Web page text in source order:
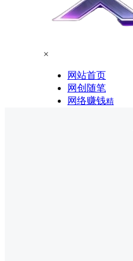
×
网站首页
网创随笔
网络赚钱精